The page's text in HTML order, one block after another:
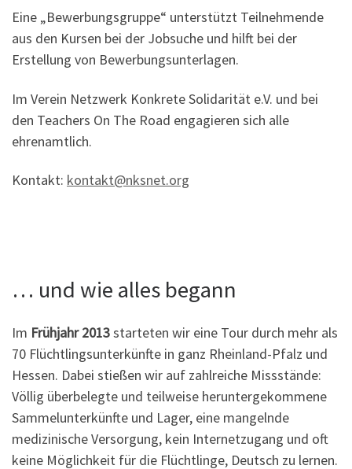
Eine „Bewerbungsgruppe“ unterstützt Teilnehmende
aus den Kursen bei der Jobsuche und hilft bei der
Erstellung von Bewerbungsunterlagen.
Im Verein Netzwerk Konkrete Solidarität e.V. und bei
den Teachers On The Road engagieren sich alle
ehrenamtlich.
Kontakt: kontakt@nksnet.org
… und wie alles begann
Im Frühjahr 2013starteten wir eine Tour durch mehr als
70 Flüchtlingsunterkünfte in ganz Rheinland-Pfalz und
Hessen. Dabei stießen wir auf zahlreiche Missstände:
Völlig überbelegte und teilweise heruntergekommene
Sammelunterkünfte und Lager, eine mangelnde
medizinische Versorgung, kein Internetzugang und oft
keine Möglichkeit für die Flüchtlinge, Deutsch zu lernen.